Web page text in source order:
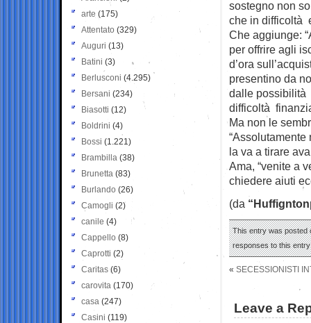
sostegno non
che in difficoltà
Che aggiunge:
per offrire agli
d’ora
presentino da
dalle possibilità
difficoltà
Ma non le
la va a tirare
Ama, “venite a
chiedere aiuti
(da
This entry was posted
responses to this
« SECESSIONISTI
Leave a
arte (175)
Attentato (329)
Auguri (13)
Batini (3)
Berlusconi (4.295)
Bersani (234)
Biasotti (12)
Boldrini (4)
Bossi (1.221)
Brambilla (38)
Brunetta (83)
Burlando (26)
Camogli (2)
canile (4)
Cappello (8)
Caprotti (2)
Caritas (6)
carovita (170)
casa (247)
Casini (119)